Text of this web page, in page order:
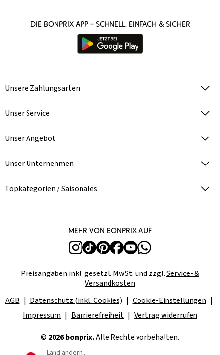
Die bonprix App – schnell, einfach & sicher
Unsere Zahlungsarten
Unser Service
Unser Angebot
Unser Unternehmen
Topkategorien / Saisonales
Mehr von bonprix auf
Preisangaben inkl. gesetzl. MwSt. und zzgl.Service- &
Versandkosten
AGB
Datenschutz (inkl. Cookies)
Cookie-Einstellungen
Impressum
Barrierefreiheit Vertrag widerrufen
© 2026 bonprix.Alle Rechte vorbehalten.
Land ändern...